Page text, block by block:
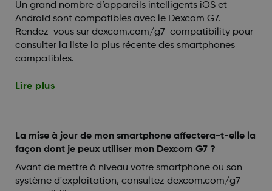
Un grand nombre d’appareils intelligents iOS et
Android sont compatibles avec le Dexcom G7.
Rendez-vous sur dexcom.com/g7-compatibility pour
consulter la liste la plus récente des smartphones
compatibles.
Lire plus
La mise à jour de mon smartphone affectera-t-elle la
façon dont je peux utiliser mon Dexcom G7 ?
Avant de mettre à niveau votre smartphone ou son
système d'exploitation, consultez dexcom.com/g7-